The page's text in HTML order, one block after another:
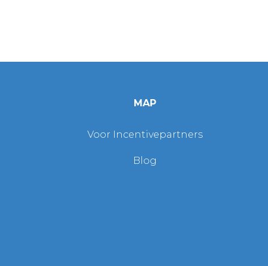
MAP
Voor Incentivepartners
Blog